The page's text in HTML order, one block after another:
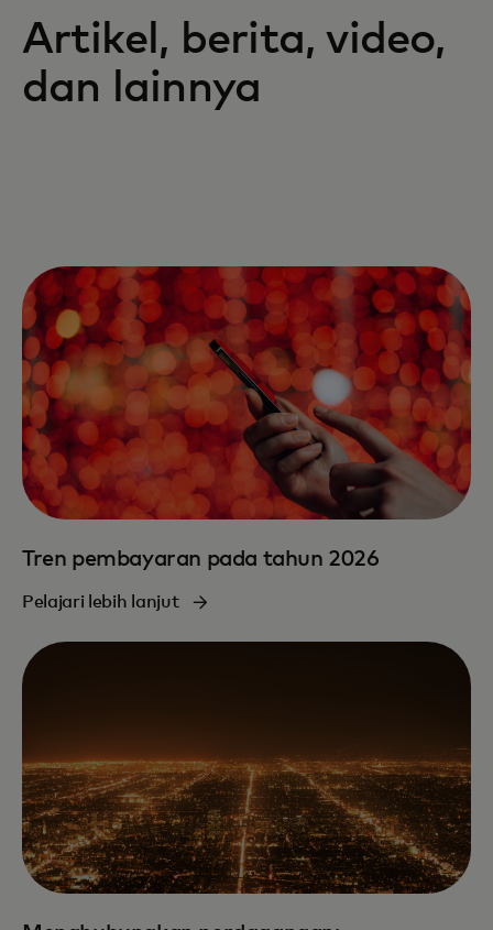
Artikel, berita, video,
dan lainnya
Tren pembayaran pada tahun 2026
Pelajari lebih lanjut